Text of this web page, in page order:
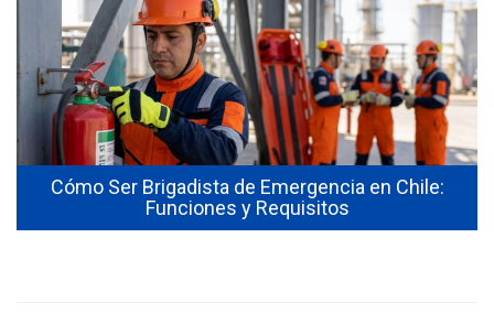
Cómo Ser Brigadista de Emergencia en Chile:
Funciones y Requisitos